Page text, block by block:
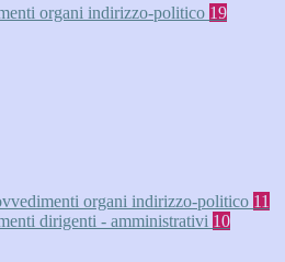
organi indirizzo-politico 19
organi indirizzo-politico 11
dirigenti - amministrativi 10